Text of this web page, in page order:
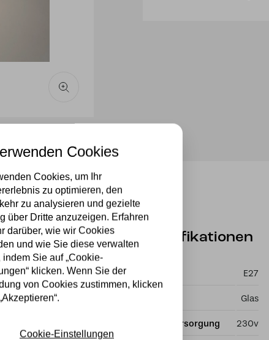
Spezifikationen
E27
Glas
Stromversorgung 230v
Cookies
Cookies, um Ihr
zu optimieren, den
zu analysieren und gezielte
über Dritte anzuzeigen. Erfahren
darüber, wie wir Cookies
und wie Sie diese verwalten
indem Sie auf „Cookie-
klicken. Wenn Sie der
von Cookies zustimmen, klicken
Cookie-Einstellungen